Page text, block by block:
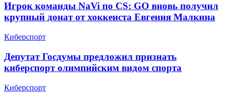
Игрок команды NaVi по CS: GO вновь получил
крупный донат от хоккеиста Евгения Малкина
Киберспорт
Депутат Госдумы предложил признать
киберспорт олимпийским видом спорта
Киберспорт